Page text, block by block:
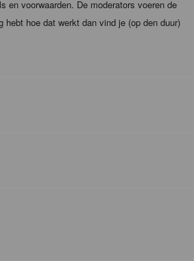
en voorwaarden. De moderators voeren de
hebt hoe dat werkt dan vind je (op den duur)